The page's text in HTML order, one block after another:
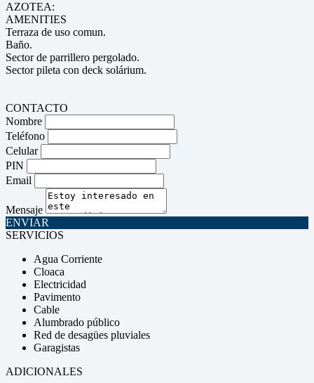
AZOTEA:
AMENITIES
Terraza de uso comun.
Baño.
Sector de parrillero pergolado.
Sector pileta con deck solárium.
CONTACTO
Nombre
Teléfono
Celular
PIN
Email
Mensaje
ENVIAR
SERVICIOS
Agua Corriente
Cloaca
Electricidad
Pavimento
Cable
Alumbrado público
Red de desagües pluviales
Garagistas
ADICIONALES